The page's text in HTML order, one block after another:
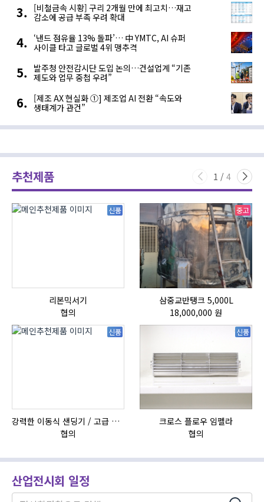
[비철금속 시황] 구리 2개월 만에 최고치…재고
감소에 공급 부족 우려 확대
‘낸드 점유율 13% 돌파’… 中 YMTC, AI 슈퍼
사이클 타고 글로벌 4위 맹추격
발주청 안전감시단 도입 논의…건설업계 “기존
제도와 업무 중첩 우려”
[제조 AX 현실화 ①] 제조업 AI 전환 “속도와
생태계가 관건”
추천제품 1 / 4
신품
리본믹서기
협의
중고
삼중교반탱크 5,000L
18,000,000 원
신품
강력한 이동식 샌딩기 / 고급 이태리 IBIX샌드블라스터
협의
신품
크로스 플로우 임펠라
협의
산업전시회 일정